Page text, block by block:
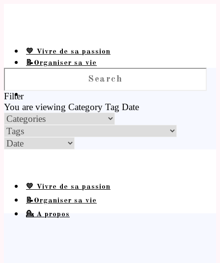
💛 Vivre de sa passion
📝Organiser sa vie
Filter
You are viewing Category Tag Date
💛 Vivre de sa passion
📝Organiser sa vie
💁 A propos